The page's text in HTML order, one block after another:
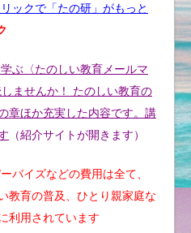
ックで「たの研」がもっと
ぶ〈たのしい教育メールマ
ませんか！ たのしい教育の
章ほか充実した内容です。講
（紹介サイトが開きます）
バイズなどの費用は全て、
教育の普及、ひとり親家庭な
利用されています